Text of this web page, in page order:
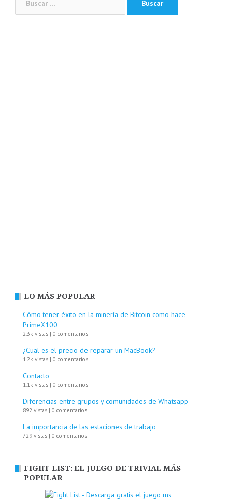
LO MÁS POPULAR
Cómo tener éxito en la minería de Bitcoin como hace
PrimeX100
2.3k vistas | 0 comentarios
¿Cual es el precio de reparar un MacBook?
1.2k vistas | 0 comentarios
Contacto
1.1k vistas | 0 comentarios
Diferencias entre grupos y comunidades de Whatsapp
892 vistas | 0 comentarios
La importancia de las estaciones de trabajo
729 vistas | 0 comentarios
FIGHT LIST: EL JUEGO DE TRIVIAL MÁS
POPULAR